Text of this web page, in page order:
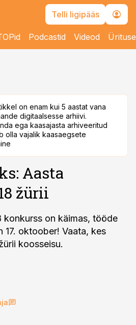
Telli ligipääs
Podcastid Videod
on enam kui 5 aastat vana
digitaalsesse arhiivi.
ega kaasajasta arhiveeritud
olla vajalik kaasaegsete
Aasta
žürii
konkurss on käimas, tööde
17. oktoober! Vaata, kes
koosseisu.